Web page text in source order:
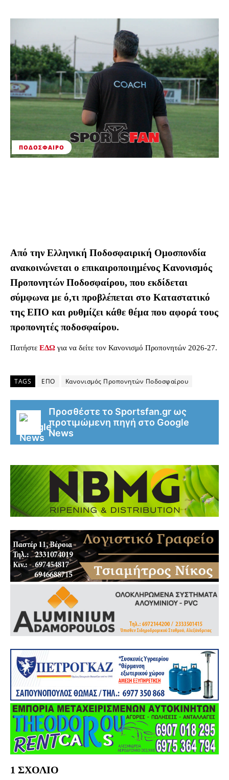
ΠΟΔΌΣΦΑΙΡΟ
Από την Ελληνική Ποδοσφαιρική Ομοσπονδία
ανακοινώνεται ο επικαιροποιημένος Κανονισμός
Προπονητών Ποδοσφαίρου, που εκδίδεται
σύμφωνα με ό,τι προβλέπεται στο Καταστατικό
της ΕΠΟ και ρυθμίζει κάθε θέμα που αφορά τους
προπονητές ποδοσφαίρου.
Πατήστε ΕΔΩ για να δείτε τον Κανονισμό Προπονητών 2026-27.
TAGS ΕΠΟ Κανονισμός Προπονητών Ποδοσφαίρου
Προσθέστε το Sportsfan.gr ως
προτιμώμενη πηγή στο Google
News
1 ΣΧΟΛΙΟ